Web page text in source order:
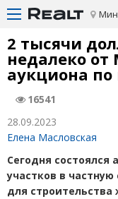
2 тысячи
недалеко
аукциона
16541
28.09.2023
Елена Масловская
Сегодня
участков в
для